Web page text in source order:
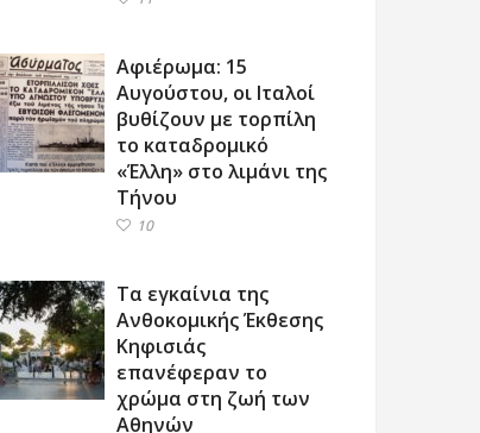
Αφιέρωμα: 15
Αυγούστου, οι Ιταλοί
βυθίζουν με τορπίλη
το καταδρομικό
«Έλλη» στο λιμάνι της
Τήνου
10
Τα εγκαίνια της
Ανθοκομικής Έκθεσης
Κηφισιάς
επανέφεραν το
χρώμα στη ζωή των
Αθηνών